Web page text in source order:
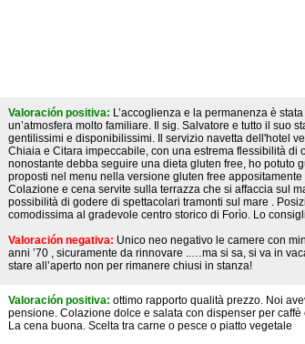
Valoración positiva: L’accoglienza e la permanenza è
un’atmosfera molto familiare. Il sig. Salvatore e tutto il suo
gentilissimi e disponibilissimi. Il servizio navetta dell'hotel
Chiaia e Citara impeccabile, con una estrema flessibilità di
nonostante debba seguire una dieta gluten free, ho potuto
proposti nel menu nella versione gluten free appositamente
Colazione e cena servite sulla terrazza che si affaccia sul
possibilità di godere di spettacolari tramonti sul mare .
comodissima al gradevole centro storico di Forìo. Lo
Valoración negativa: Unico neo negativo le camere con
anni ’70 , sicuramente da rinnovare ..…ma si sa, si va in
stare all’aperto non per rimanere chiusi in stanza!
Valoración positiva: ottimo rapporto qualità prezzo. Noi
pensione. Colazione dolce e salata con dispenser per caffè
La cena buona. Scelta tra carne o pesce o piatto vegetale